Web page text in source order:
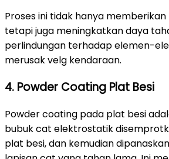
Proses ini tidak hanya memberikan
tetapi juga meningkatkan daya
perlindungan terhadap elemen-
merusak velg kendaraan.
4. Powder Coating Plat Besi
Powder coating pada plat besi
bubuk cat elektrostatik
plat besi, dan kemudian